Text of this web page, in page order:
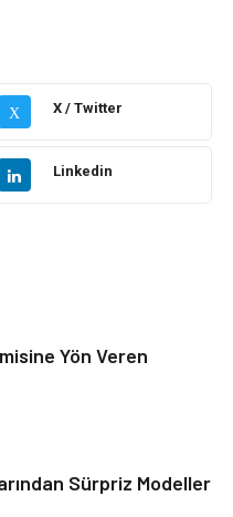
Elektronik
Alışveriş
Hukuk
X X / Twitter
Linkedin
Yön Veren
Sürpriz Modeller